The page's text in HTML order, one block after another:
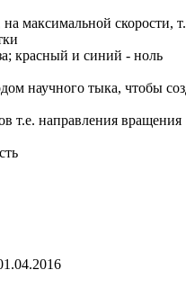
максимальной скорости,
красный и синий - ноль
научного тыка, чтобы
т.е. направления вращения